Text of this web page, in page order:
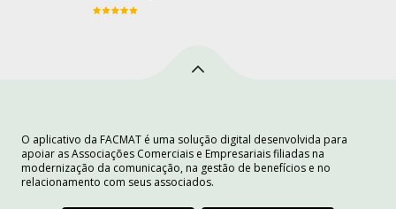
O aplicativo da FACMAT é uma solução digital desenvolvida para
apoiar as Associações Comerciais e Empresariais filiadas na
modernização da comunicação, na gestão de benefícios e no
relacionamento com seus associados.